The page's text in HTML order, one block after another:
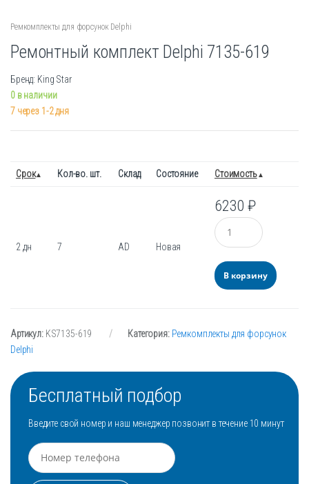
Ремкомплекты для форсунок Delphi
Ремонтный комплект Delphi 7135-619
Бренд: King Star
0 в наличии
7 через 1-2 дня
Срок Кол-во. шт. Склад Состояние Стоимость
2 дн 7 AD Новая
6230₽
Количество
В корзину
Артикул: KS7135-619 Категория: Ремкомплекты для форсунок
Delphi
Бесплатный подбор
Введите свой номер и наш менеджер позвонит в течение 10 минут